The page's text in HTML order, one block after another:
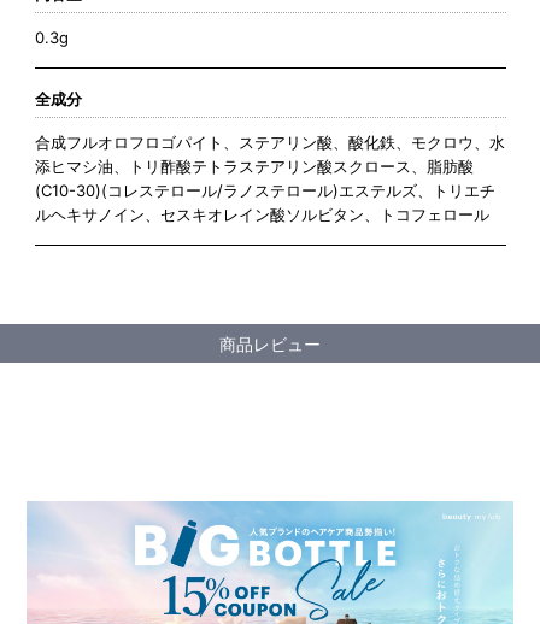
0.3g
全成分
合成フルオロフロゴパイト、ステアリン酸、酸化鉄、モクロウ、水
添ヒマシ油、トリ酢酸テトラステアリン酸スクロース、脂肪酸
(C10-30)(コレステロール/ラノステロール)エステルズ、トリエチ
ルヘキサノイン、セスキオレイン酸ソルビタン、トコフェロール
商品レビュー